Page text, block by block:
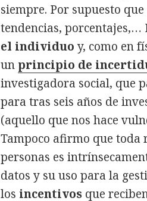
siempre. Por supuesto
tendencias, porcentajes,…
el individuo y, como en
un principio de
investigadora social, que
para tras seis años de
(aquello que nos hace
Tampoco afirmo que toda
personas es
datos y su uso para la
los incentivos que